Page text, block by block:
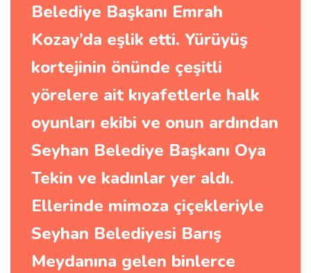
Belediye Başkanı Emrah
Kozay’da eşlik etti. Yürüyüş
kortejinin önünde çeşitli
yörelere ait kıyafetlerle halk
oyunları ekibi ve onun ardından
Seyhan Belediye Başkanı Oya
Tekin ve kadınlar yer aldı.
Ellerinde mimoza çiçekleriyle
Seyhan Belediyesi Barış
Meydanına gelen binlerce